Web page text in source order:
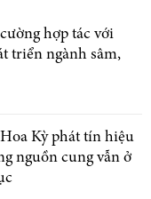
hợp tác với
triển ngành sâm,
Kỳ phát tín hiệu
nguồn cung vẫn ở